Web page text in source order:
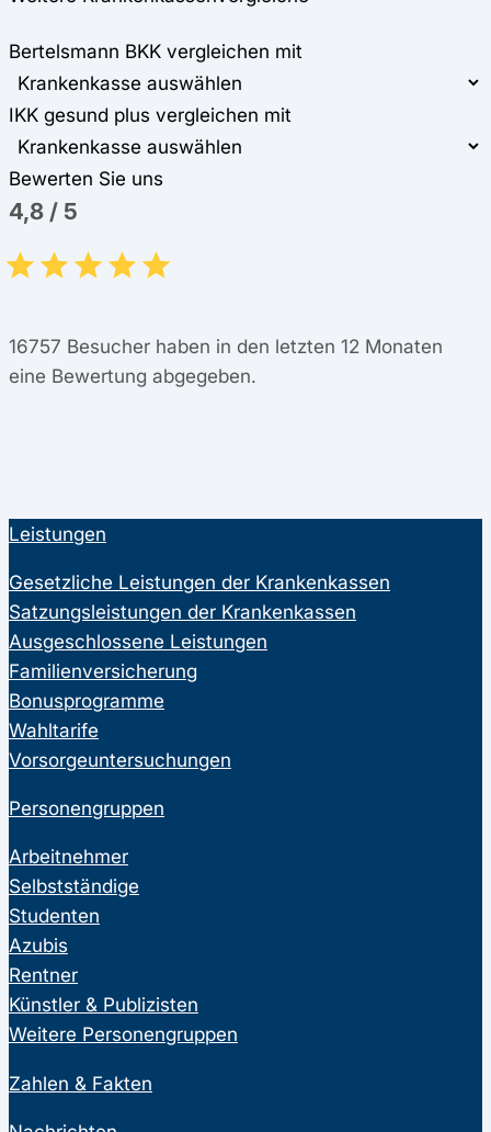
Bertelsmann BKK vergleichen mit
IKK gesund plus vergleichen mit
Bewerten Sie uns
4,8 / 5
16757 Besucher haben in den letzten 12 Monaten
eine Bewertung abgegeben.
Leistungen
Gesetzliche Leistungen der Krankenkassen
Satzungsleistungen der Krankenkassen
Ausgeschlossene Leistungen
Familienversicherung
Bonusprogramme
Wahltarife
Vorsorgeuntersuchungen
Personengruppen
Arbeitnehmer
Selbstständige
Studenten
Azubis
Rentner
Künstler & Publizisten
Weitere Personengruppen
Zahlen & Fakten